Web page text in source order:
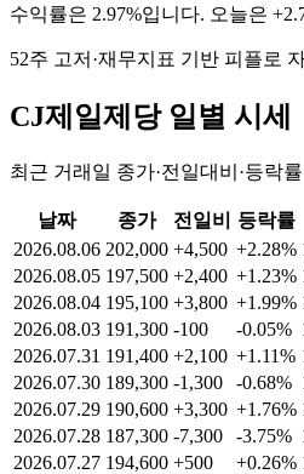
수익률은 2.97%입니다. 오늘은
52주 고저·재무지표 기반 피플로
CJ제일제당일별 시세
최근 거래일 종가·전일대비·등락
날짜 종가 전일비 등락률
2026.08.06 202,000 +4,500 +2.28%
2026.08.05 197,500 +2,400 +1.23%
2026.08.04 195,100 +3,800 +1.99%
2026.08.03 191,300 -100 -0.05%
2026.07.31 191,400 +2,100 +1.11%
2026.07.30 189,300 -1,300 -0.68%
2026.07.29 190,600 +3,300 +1.76%
2026.07.28 187,300 -7,300 -3.75%
2026.07.27 194,600 +500 +0.26%